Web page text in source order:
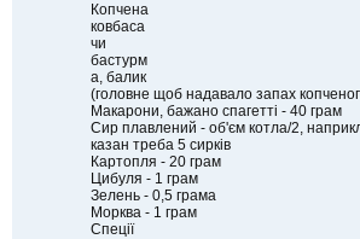
Копчена
ковбаса
чи
бастурм
а, балик
(головне щоб надавало запах
Макарони, бажано спагетті - 40 грам
Сир плавлений - об'єм котла/2,
казан треба 5 сирків
Картопля - 20 грам
Цибуля - 1 грам
Зелень - 0,5 грама
Морква - 1 грам
Спеції